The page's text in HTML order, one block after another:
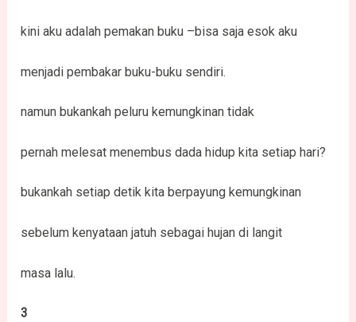
kini aku adalah pemakan buku –bisa saja esok aku
menjadi pembakar buku-buku sendiri.
namun bukankah peluru kemungkinan tidak
pernah melesat menembus dada hidup kita setiap hari?
bukankah setiap detik kita berpayung kemungkinan
sebelum kenyataan jatuh sebagai hujan di langit
masa lalu.
3